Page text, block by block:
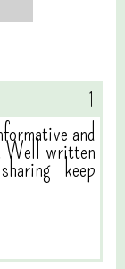
and
Well written
keep